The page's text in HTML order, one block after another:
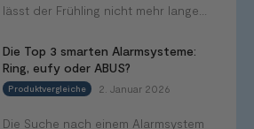
lässt der Frühling nicht mehr lange...
Die Top 3 smarten Alarmsysteme:
Ring, eufy oder ABUS?
Produktvergleiche 2. Januar 2026
Die Suche nach einem Alarmsystem